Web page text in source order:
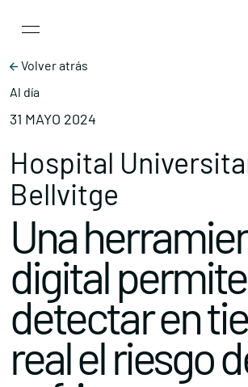
Main Navigation
Volver atrás
Al día
31 MAYO 2024
Hospital
Bellvitge
Una
digital permite
detectar en
real el riesgo